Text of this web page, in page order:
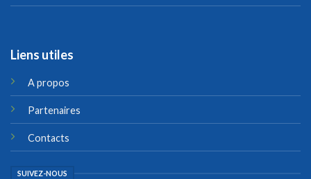
Liens utiles
A propos
Partenaires
Contacts
SUIVEZ-NOUS